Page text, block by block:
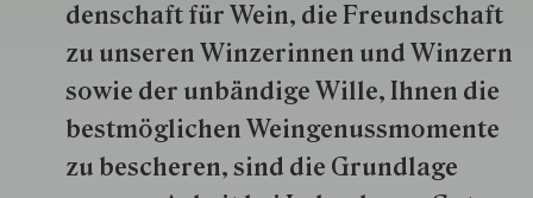
den­schaft für Wein, die Freund­schaft
zu unseren Win­zer­innen und Win­zern
so­wie der un­bän­dige Wille, Ihnen die
best­mög­lich­en Wein­genuss­momente
zu besche­ren, sind die Grund­lage